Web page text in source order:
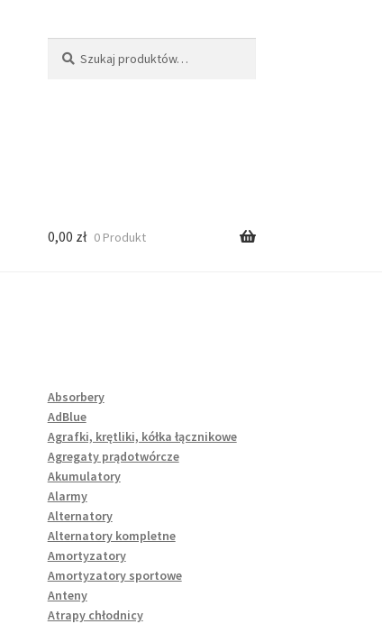
0,00 zł 0 Produkt
Absorbery
AdBlue
Agrafki, krętliki, kółka łącznikowe
Agregaty prądotwórcze
Akumulatory
Alarmy
Alternatory
Alternatory kompletne
Amortyzatory
Amortyzatory sportowe
Anteny
Atrapy chłodnicy